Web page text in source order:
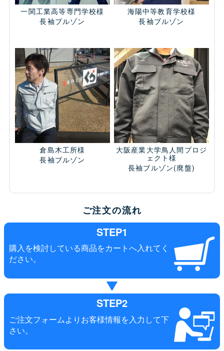
一関工業高等専門学校様
長袖ブルゾン
海陽中等教育学校様
長袖ブルゾン
倉島木工所様
長袖ブルゾン
大阪産業大学鳥人間プロジ
ェクト様
長袖ブルゾン(廃盤)
ご注文の流れ
STEP1
購入を検討している商品をカートへ入れてく
ださい。
STEP2
ご注文フォームよりお客様情報を入力して下
さい。